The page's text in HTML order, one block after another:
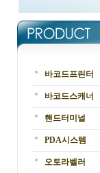
바코드프린터
바코드스캐너
핸드터미널
PDA시스템
오토라벨러